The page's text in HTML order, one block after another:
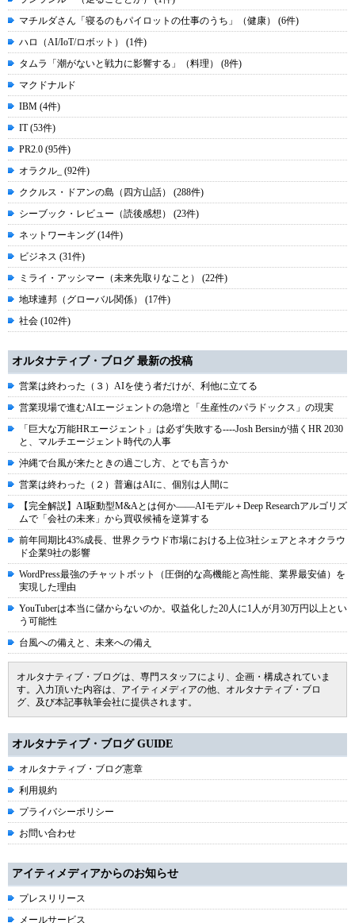
マチルダさん「寝るのもパイロットの仕事のうち」（健康） (6件)
ハロ（AI/IoT/ロボット） (1件)
タムラ「潮がないと戦力に影響する」（料理） (8件)
マクドナルド
IBM (4件)
IT (53件)
PR2.0 (95件)
オラクル_ (92件)
ククルス・ドアンの島（四方山話） (288件)
シーブック・レビュー（読後感想） (23件)
ネットワーキング (14件)
ビジネス (31件)
ミライ・アッシマー（未来先取りなこと） (22件)
地球連邦（グローバル関係） (17件)
社会 (102件)
オルタナティブ・ブログ 最新の投稿
営業は終わった（３）AIを使う者だけが、利他に立てる
営業現場で進むAIエージェントの急増と「生産性のパラドックス」の現実
「巨大な万能HRエージェント」は必ず失敗する----Josh Bersinが描くHR 2030
と、マルチエージェント時代の人事
沖縄で台風が来たときの過ごし方、とでも言うか
営業は終わった（２）普遍はAIに、個別は人間に
【完全解説】AI駆動型M&Aとは何か――AIモデル＋Deep Researchアルゴリズ
ムで「会社の未来」から買収候補を逆算する
前年同期比43%成長、世界クラウド市場における上位3社シェアとネオクラウ
ド企業9社の影響
WordPress最強のチャットボット（圧倒的な高機能と高性能、業界最安値）を
実現した理由
YouTuberは本当に儲からないのか。収益化した20人に1人が月30万円以上とい
う可能性
台風への備えと、未来への備え
オルタナティブ・ブログは、専門スタッフにより、企画・構成されていま
す。入力頂いた内容は、アイティメディアの他、オルタナティブ・ブロ
グ、及び本記事執筆会社に提供されます。
オルタナティブ・ブログ GUIDE
オルタナティブ・ブログ憲章
利用規約
プライバシーポリシー
お問い合わせ
アイティメディアからのお知らせ
プレスリリース
メールサービス